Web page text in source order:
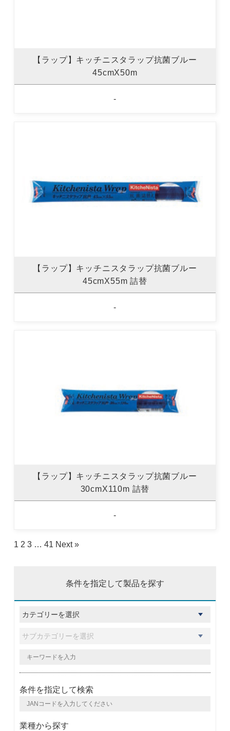
【ラップ】キッチニスタラップ抗菌ブルー
45cmX50m
-
【ラップ】キッチニスタラップ抗菌ブルー
45cmX55m 詰替
-
【ラップ】キッチニスタラップ抗菌ブルー
30cmX110m 詰替
-
1 2 3 … 41 Next »
条件を指定して製品を探す
条件を指定して検索
業種から探す